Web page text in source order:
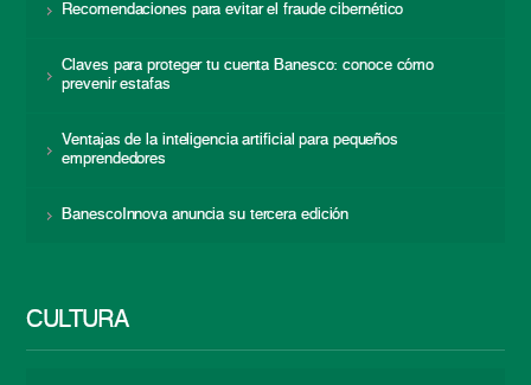
Recomendaciones para evitar el fraude cibernético
Claves para proteger tu cuenta Banesco: conoce cómo
prevenir estafas
Ventajas de la inteligencia artificial para pequeños
emprendedores
BanescoInnova anuncia su tercera edición
CULTURA